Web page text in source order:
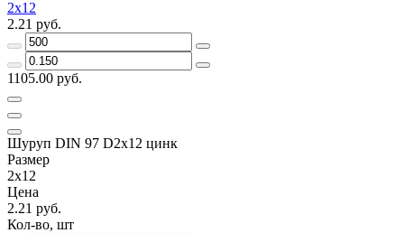
2x12
2.21 руб.
1105.00 руб.
Шуруп DIN 97 D2х12 цинк
Размер
2x12
Цена
2.21 руб.
Кол-во, шт